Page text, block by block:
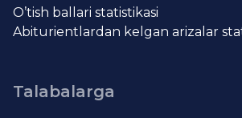
O’tish ballari statistikasi
Abiturientlardan kelgan arizalar
Talabalarga